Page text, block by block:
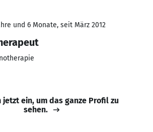
und 6 Monate, seit März 2012
jetzt ein, um das ganze Profil zu
sehen.